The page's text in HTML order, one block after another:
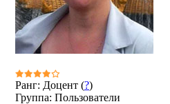
Ранг: Доцент (?)
Группа: Пользователи